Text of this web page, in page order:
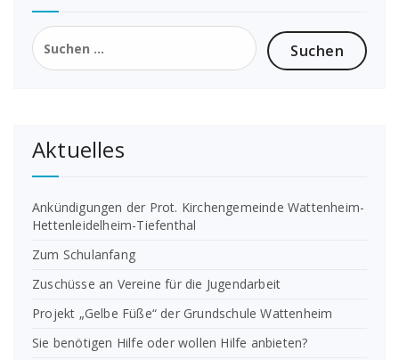
Suchen
nach:
Aktuelles
Ankündigungen der Prot. Kirchengemeinde Wattenheim-
Hettenleidelheim-Tiefenthal
Zum Schulanfang
Zuschüsse an Vereine für die Jugendarbeit
Projekt „Gelbe Füße“ der Grundschule Wattenheim
Sie benötigen Hilfe oder wollen Hilfe anbieten?